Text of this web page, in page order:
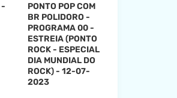
-
PONTO POP COM
BR POLIDORO -
PROGRAMA 00 -
ESTREIA (PONTO
ROCK - ESPECIAL
DIA MUNDIAL DO
ROCK) - 12-07-
2023